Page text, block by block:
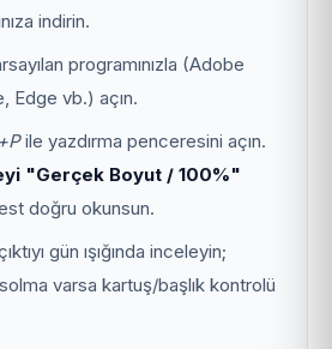
indirin.
programınızla (Adobe
Edge vb.) açın.
ile yazdırma penceresini açın.
"Gerçek Boyut / 100%"
doğru okunsun.
gün ışığında inceleyin;
varsa kartuş/başlık kontrolü